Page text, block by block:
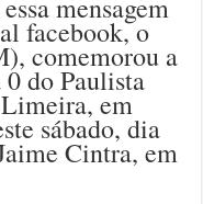
mensagem
facebook, o
comemorou a
do Paulista
em
sábado, dia
Cintra, em